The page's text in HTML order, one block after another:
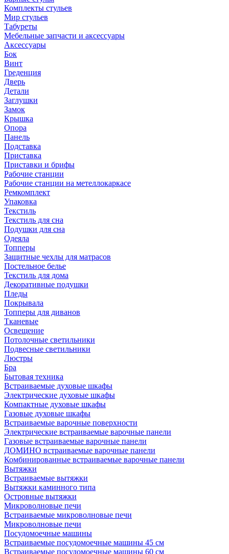
Комплекты стульев
Мир стульев
Табуреты
Мебельные запчасти и аксессуары
Аксессуары
Бок
Винт
Греденция
Дверь
Детали
Заглушки
Замок
Крышка
Опора
Панель
Подставка
Приставка
Приставки и брифы
Рабочие станции
Рабочие станции на метеллокаркасе
Ремкомплект
Упаковка
Текстиль
Текстиль для сна
Подушки для сна
Одеяла
Топперы
Защитные чехлы для матрасов
Постельное белье
Текстиль для дома
Декоративные подушки
Пледы
Покрывала
Топперы для диванов
Тканевые
Освещение
Потолочные светильники
Подвесные светильники
Люстры
Бра
Бытовая техника
Встраиваемые духовые шкафы
Электрические духовые шкафы
Компактные духовые шкафы
Газовые духовые шкафы
Встраиваемые варочные поверхности
Электрические встраиваемые варочные панели
Газовые встраиваемые варочные панели
ДОМИНО встраиваемые варочные панели
Комбинированные встраиваемые варочные панели
Вытяжки
Встраиваемые вытяжки
Вытяжки каминного типа
Островные вытяжки
Микроволновые печи
Встраиваемые микроволновые печи
Микроволновые печи
Посудомоечные машины
Встраиваемые посудомоечные машины 45 см
Встраиваемые посудомоечные машины 60 см